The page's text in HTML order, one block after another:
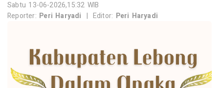
Sabtu 13-06-2026,15:32 WIB
Reporter: Peri Haryadi | Editor: Peri Haryadi